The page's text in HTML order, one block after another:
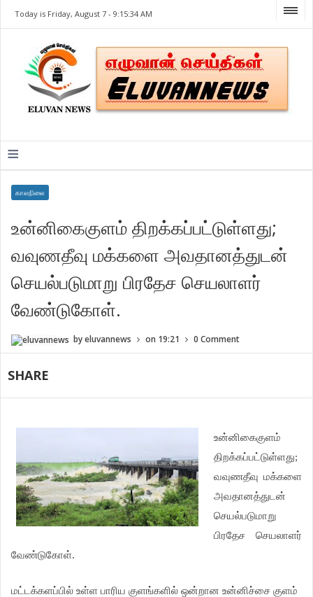
Today is Friday, August 7 -9:15:34 AM
≡
காலநிலை
உன்னிகைகுளம் திறக்கப்பட்டுள்ளது;
வவுணதீவு மக்களை அவதானத்துடன்
செயல்படுமாறு பிரதேச செயலாளர்
வேண்டுகோள்.
byeluvannews on 19:21 0 Comment
SHARE
உன்னிகைகுளம்
திறக்கப்பட்டுள்ளது;
வவுணதீவு மக்களை
அவதானத்துடன்
செயல்படுமாறு
பிரதேச செயலாளர்
வேண்டுகோள்.
மட்டக்களப்பில் உள்ள பாரிய குளங்களில் ஒன்றான உன்னிச்சை குளம்